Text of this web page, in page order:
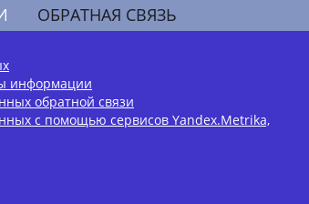
ОБРАТНАЯ СВЯЗЬ
информации
обратной связи
с помощью сервисов Yandex.Metrika,